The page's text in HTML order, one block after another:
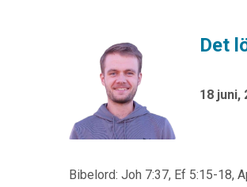
Det
18 juni,
Bibelord: Joh 7:37, Ef 5:15-18,